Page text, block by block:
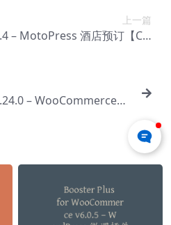
上一篇
– MotoPress 酒店预订【Cc-
– WooCommerce插